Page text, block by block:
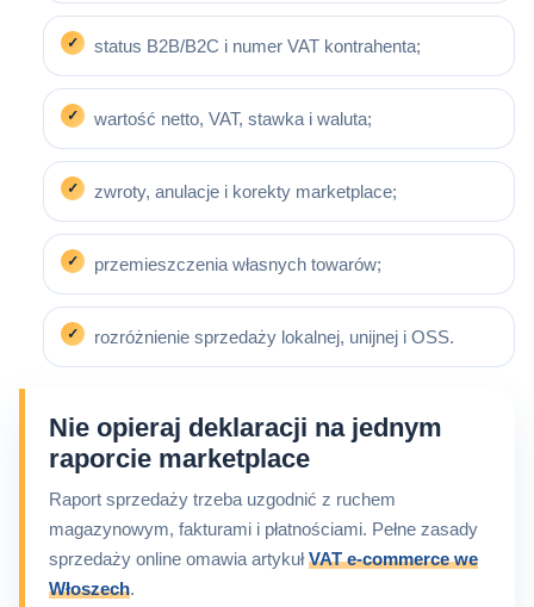
status B2B/B2C i numer VAT kontrahenta;
wartość netto, VAT, stawka i waluta;
zwroty, anulacje i korekty marketplace;
przemieszczenia własnych towarów;
rozróżnienie sprzedaży lokalnej, unijnej i OSS.
Nie opieraj deklaracji na jednym
raporcie marketplace
Raport sprzedaży trzeba uzgodnić z ruchem
magazynowym, fakturami i płatnościami. Pełne zasady
sprzedaży online omawia artykułVAT e-commerce we
Włoszech.